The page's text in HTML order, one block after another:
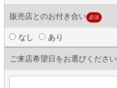
販売店とのお付き合い 必須
なし あり
ご来店希望日をお選びください